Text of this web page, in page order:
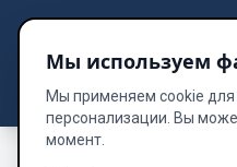
DzenWay
Мы используем
Мы применяем cookie для
персонализации. Вы
момент.